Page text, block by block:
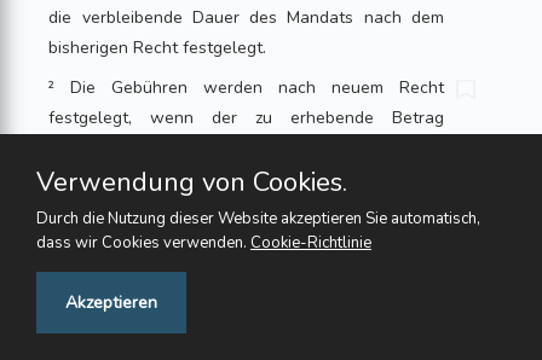
die verbleibende Dauer des Mandats nach dem
bisherigen Recht festgelegt.
² Die Gebühren werden nach neuem Recht
festgelegt, wenn der zu erhebende Betrag
gewesen wäre.
Art. 53 Inkrafttreten
Verwendung von Cookies.
Durch die Nutzung dieser Website akzeptieren Sie automatisch,
dass wir Cookies verwenden. Cookie-Richtlinie
Akzeptieren